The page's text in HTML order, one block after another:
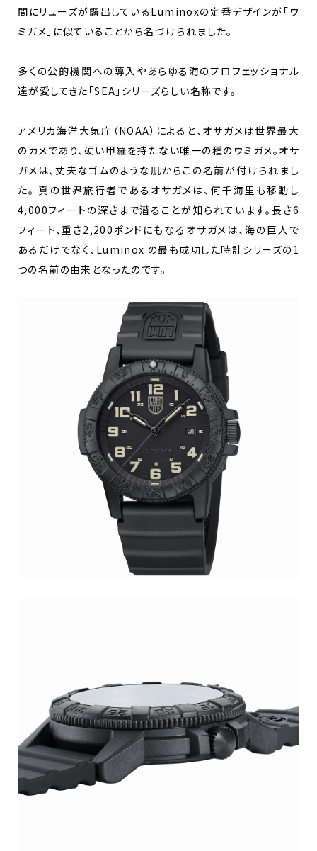
間にリューズが露出しているLuminoxの定番デザインが「ウ
ミガメ」に似ていることから名づけられました。
多くの公的機関への導入やあらゆる海のプロフェッショナル
達が愛してきた「SEA」シリーズらしい名称です。
アメリカ海洋大気庁（NOAA）によると、オサガメは世界最大
のカメであり、硬い甲羅を持たない唯一の種のウミガメ。オサ
ガメは、丈夫なゴムのような肌からこの名前が付けられまし
た。 真の世界旅行者であるオサガメは、何千海里も移動し
4,000フィートの深さまで潜ることが知られています。長さ6
フィート、重さ2,200ポンドにもなるオサガメは、海の巨人で
あるだけでなく、Luminox の最も成功した時計シリーズの1
つの名前の由来となったのです。